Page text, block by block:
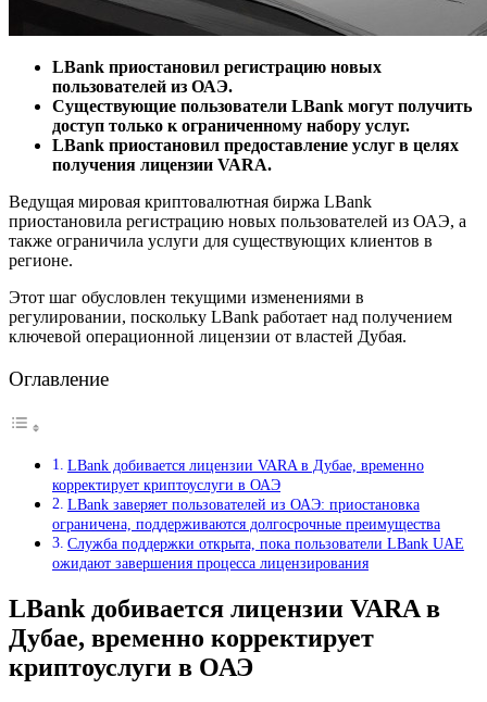
LBank приостановил регистрацию новых
пользователей из ОАЭ.
Существующие пользователи LBank могут получить
доступ только к ограниченному набору услуг.
LBank приостановил предоставление услуг в целях
получения лицензии VARA.
Ведущая мировая криптовалютная биржа LBank
приостановила регистрацию новых пользователей из ОАЭ, а
также ограничила услуги для существующих клиентов в
регионе.
Этот шаг обусловлен текущими изменениями в
регулировании, поскольку LBank работает над получением
ключевой операционной лицензии от властей Дубая.
Оглавление
LBank добивается лицензии VARA в Дубае, временно
корректирует криптоуслуги в ОАЭ
LBank заверяет пользователей из ОАЭ: приостановка
ограничена, поддерживаются долгосрочные преимущества
Служба поддержки открыта, пока пользователи LBank UAE
ожидают завершения процесса лицензирования
LBank добивается лицензии VARA в
Дубае, временно корректирует
криптоуслуги в ОАЭ